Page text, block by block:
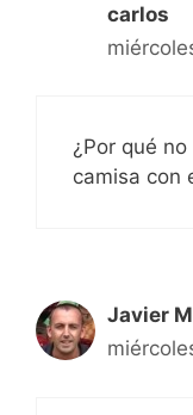
carlos
¿Por qué
camisa con
Javier